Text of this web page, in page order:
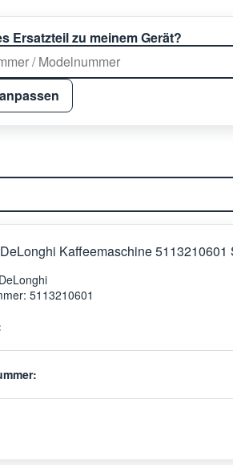
Ersatzteil zu meinem Gerät?
Kaffeemaschine 5113210601
5113210601